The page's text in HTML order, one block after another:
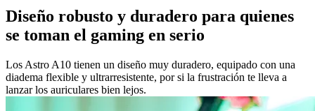
Diseño robusto y duradero para quienes
se toman el gaming en serio
Los Astro A10 tienen un diseño muy duradero, equipado con una
diadema flexible y ultrarresistente, por si la frustración te lleva a
lanzar los auriculares bien lejos.